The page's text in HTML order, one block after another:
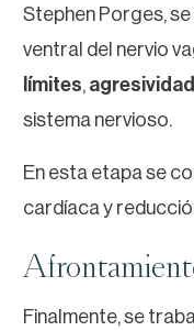
Stephen Porges,
ventral del nervio
límites
sistema nervioso.
En esta etapa se
cardíaca y
Finalmente, se